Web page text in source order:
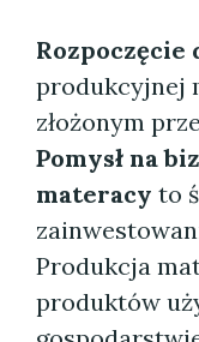
Rozpoczęcie
produkcyjnej
złożonym
Pomysł na
materacy to
Produkcja
produktów